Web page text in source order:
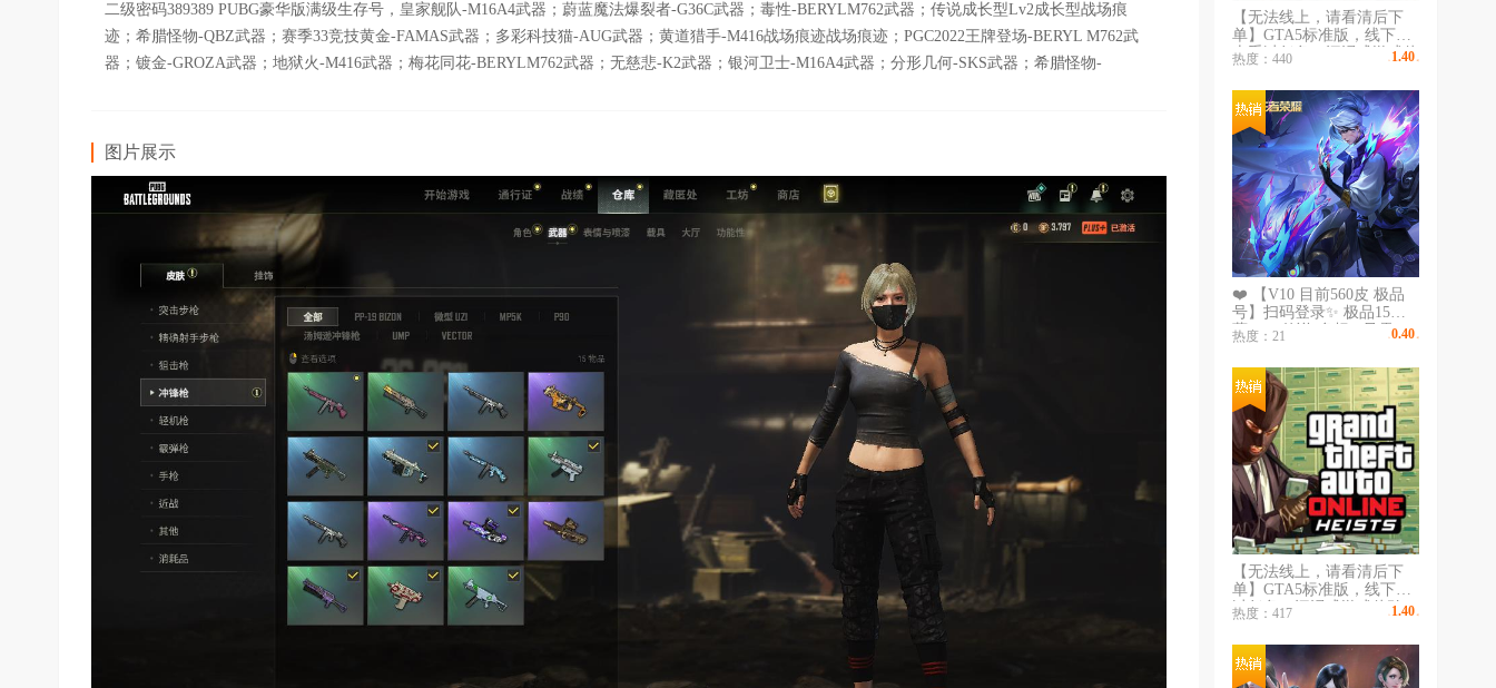
二级密码389389 PUBG豪华版满级生存号，皇家舰队-M16A4武器；蔚蓝魔法爆裂者-G36C武器；毒性-BERYLM762武器；传说成长型Lv2成长型战场痕
迹；希腊怪物-QBZ武器；赛季33竞技黄金-FAMAS武器；多彩科技猫-AUG武器；黄道猎手-M416战场痕迹战场痕迹；PGC2022王牌登场-BERYL M762武
器；镀金-GROZA武器；地狱火-M416武器；梅花同花-BERYLM762武器；无慈悲-K2武器；银河卫士-M16A4武器；分形几何-SKS武器；希腊怪物-
图片展示
【无法线上，请看清后下
单】GTA5标准版，线下线
上重过任务，沉浸式游戏体
验，给您带来不一样的体
验，无令牌秒登陆，专业出
租不顶号，长租更划算，收
藏不迷路
热度：440 1.40
❤️ 【V10 目前560皮 极品
号】扫码登录✨ 极品15典
藏✨ 54传说-多标✨只需50
一天。
热度：21 0.40
【无法线上，请看清后下
单】GTA5标准版，线下重
过任务，沉浸式游戏体验，
给您带来不一样的体验，无
令牌秒登陆，专业出租不顶
号，长租更划算，收藏不迷
路
热度：417 1.40